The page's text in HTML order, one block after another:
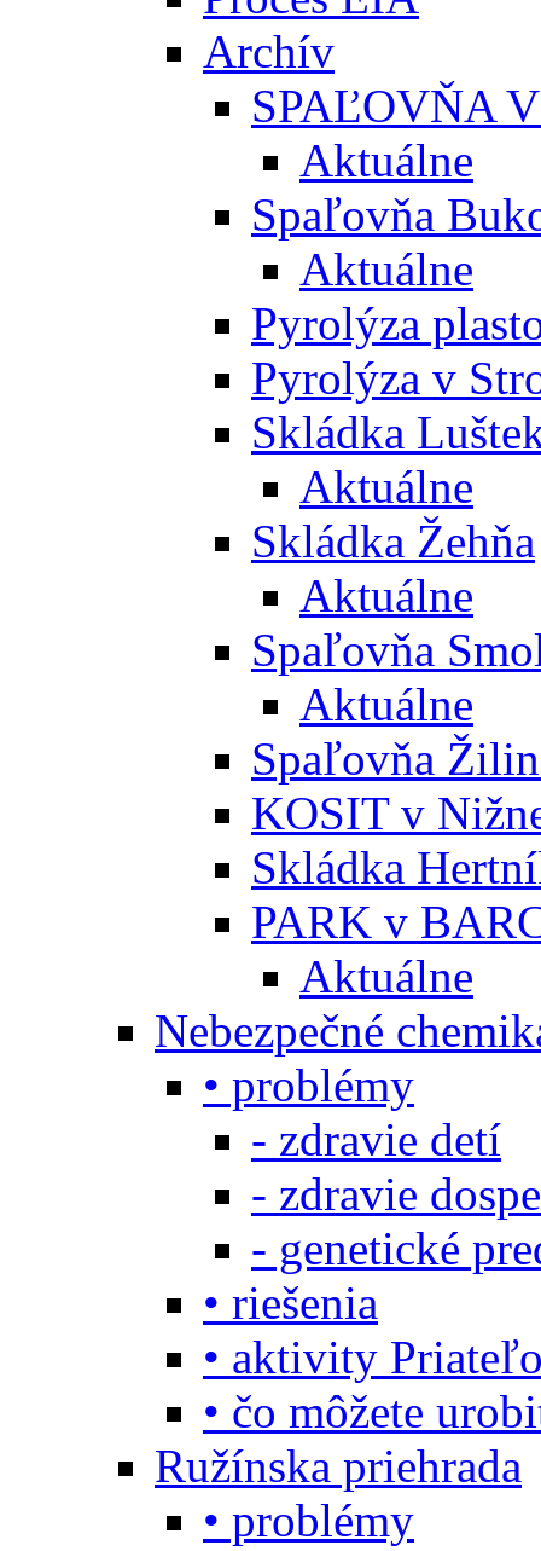
Archív
SPAĽOVŇA
Aktuálne
Spaľovňa
Aktuálne
Pyrolýza
Pyrolýza v
Skládka
Aktuálne
Skládka Žehňa
Aktuálne
Spaľovňa
Aktuálne
Spaľovňa
KOSIT v
Skládka
PARK v
Aktuálne
Nebezpečné
• problémy
- zdravie detí
- zdravie
- genetické
• riešenia
• aktivity
• čo môžete
Ružínska priehrada
• problémy